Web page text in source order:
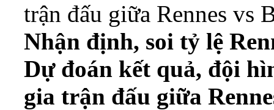
trận đấu giữa Rennes vs
Nhận định, soi tỷ lệ
Dự đoán kết quả, đội
gia trận đấu giữa